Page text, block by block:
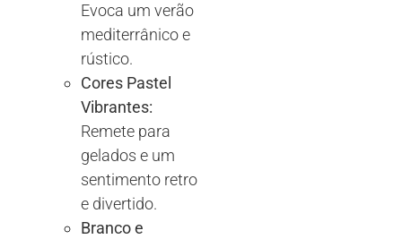
Evoca um verão
mediterrânico e
rústico.
Cores Pastel
Vibrantes:
Remete para
gelados e um
sentimento retro
e divertido.
Branco e